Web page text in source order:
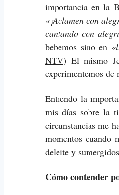
importancia en la
«¡Aclamen con
cantando con
bebemos sino en
NTV) El mismo
experimentemos de
Entiendo la
mis días sobre la
circunstancias me
momentos cuando
deleite y
Cómo contender